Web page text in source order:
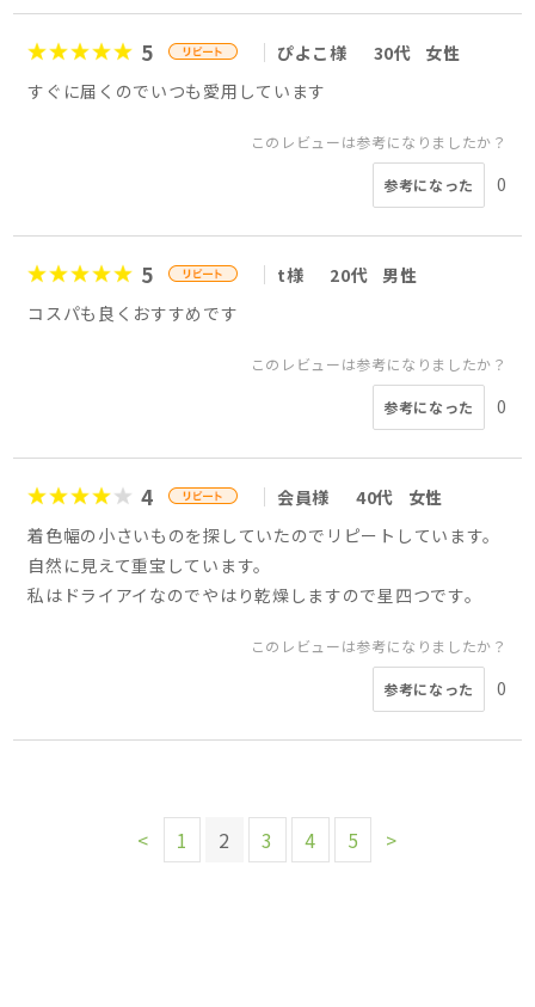
5 ぴよこ様 30代
女性
すぐに届くのでいつも愛用しています
このレビューは参考になりましたか？
参考になった 0
5 t様 20代
男性
コスパも良くおすすめです
このレビューは参考になりましたか？
参考になった 0
4 会員様 40代
女性
着色幅の小さいものを探していたのでリピートしています。
自然に見えて重宝しています。
私はドライアイなのでやはり乾燥しますので星四つです。
このレビューは参考になりましたか？
参考になった 0
< 1 2 3 4 5 >